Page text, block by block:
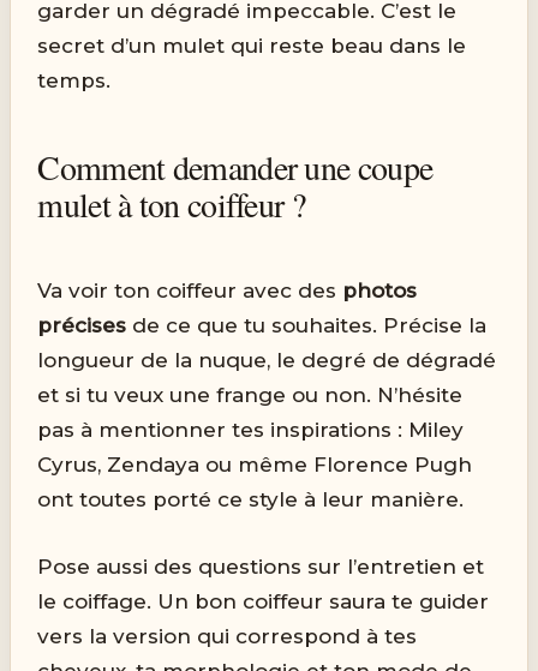
garder un dégradé impeccable. C’est le
secret d’un mulet qui reste beau dans le
temps.
Comment demander une coupe
mulet à ton coiffeur ?
Va voir ton coiffeur avec des photos
précises de ce que tu souhaites. Précise la
longueur de la nuque, le degré de dégradé
et si tu veux une frange ou non. N’hésite
pas à mentionner tes inspirations : Miley
Cyrus, Zendaya ou même Florence Pugh
ont toutes porté ce style à leur manière.
Pose aussi des questions sur l’entretien et
le coiffage. Un bon coiffeur saura te guider
vers la version qui correspond à tes